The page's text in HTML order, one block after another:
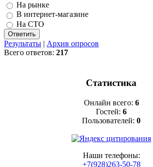
На рынке
В интернет-магазине
На СТО
Результаты | Архив опросов
Всего ответов: 217
Статистика
Онлайн всего: 6
Гостей: 6
Пользователей: 0
Наши телефоны:
+7(928)263-50-78